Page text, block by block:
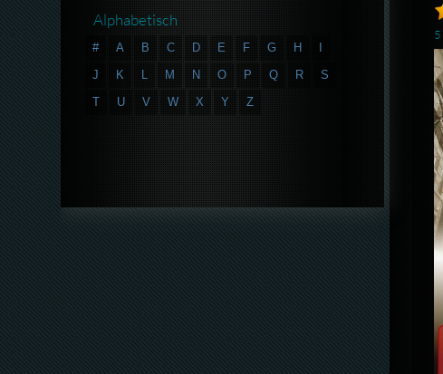
5
Alphabetisch
# A B C D E F G H
J
K L M N O P Q R
S
T
U V W X Y Z